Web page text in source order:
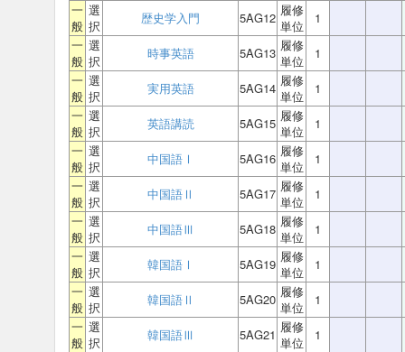
一
般
選
択
歴史学入門 5AG12 履修
単位
1
一
般
選
択
時事英語 5AG13 履修
単位
1
一
般
選
択
実用英語 5AG14 履修
単位
1
一
般
選
択
英語講読 5AG15 履修
単位
1
一
般
選
択
中国語Ⅰ 5AG16 履修
単位
1
一
般
選
択
中国語Ⅱ 5AG17 履修
単位
1
一
般
選
択
中国語Ⅲ 5AG18 履修
単位
1
一
般
選
択
韓国語Ⅰ 5AG19 履修
単位
1
一
般
選
択
韓国語Ⅱ 5AG20 履修
単位
1
一
般
選
択
韓国語Ⅲ 5AG21 履修
単位
1